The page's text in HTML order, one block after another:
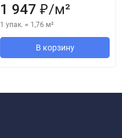
1 947 ₽/м²
1 упак. = 1,76 м²
В корзину